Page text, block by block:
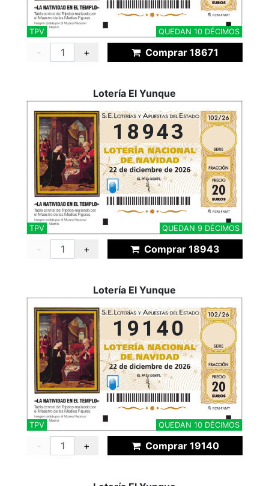
QUEDAN 10 DÉCIMOS
TPV
- + Comprar 18671
Lotería El Yunque
18943
QUEDAN 9 DÉCIMOS
TPV
- + Comprar 18943
Lotería El Yunque
19140
QUEDAN 10 DÉCIMOS
TPV
- + Comprar 19140